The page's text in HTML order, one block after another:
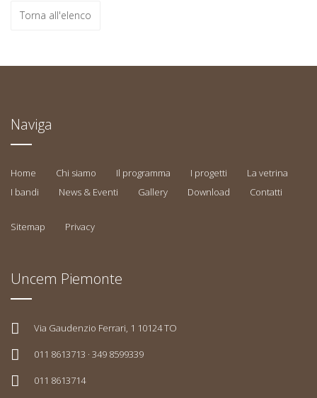
Torna all'elenco
Naviga
Home Chi siamo Il programma I progetti
La vetrina
I bandi
News & Eventi Gallery Download Contatti
Sitemap Privacy
Uncem Piemonte
Via Gaudenzio Ferrari, 1 10124 TO
011 8613713 · 349 8599339
011 8613714